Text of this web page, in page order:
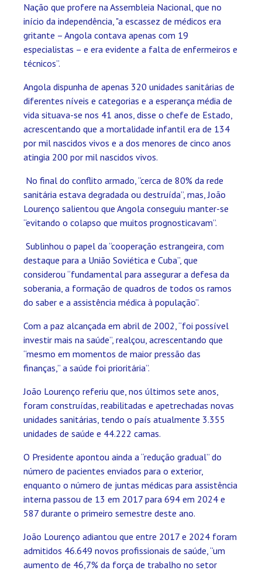
Nação que profere na Assembleia Nacional, que no
início da independência, "a escassez de médicos era
gritante – Angola contava apenas com 19
especialistas – e era evidente a falta de enfermeiros e
técnicos”.
Angola dispunha de apenas 320 unidades sanitárias de
diferentes níveis e categorias e a esperança média de
vida situava-se nos 41 anos, disse o chefe de Estado,
acrescentando que a mortalidade infantil era de 134
por mil nascidos vivos e a dos menores de cinco anos
atingia 200 por mil nascidos vivos.
No final do conflito armado, “cerca de 80% da rede
sanitária estava degradada ou destruída”, mas, João
Lourenço salientou que Angola conseguiu manter-se
“evitando o colapso que muitos prognosticavam”.
Sublinhou o papel da “cooperação estrangeira, com
destaque para a União Soviética e Cuba”, que
considerou “fundamental para assegurar a defesa da
soberania, a formação de quadros de todos os ramos
do saber e a assistência médica à população”.
Com a paz alcançada em abril de 2002, “foi possível
investir mais na saúde”, realçou, acrescentando que
“mesmo em momentos de maior pressão das
finanças,” a saúde foi prioritária”.
João Lourenço referiu que, nos últimos sete anos,
foram construídas, reabilitadas e apetrechadas novas
unidades sanitárias, tendo o país atualmente 3.355
unidades de saúde e 44.222 camas.
O Presidente apontou ainda a “redução gradual” do
número de pacientes enviados para o exterior,
enquanto o número de juntas médicas para assistência
interna passou de 13 em 2017 para 694 em 2024 e
587 durante o primeiro semestre deste ano.
João Lourenço adiantou que entre 2017 e 2024 foram
admitidos 46.649 novos profissionais de saúde, “um
aumento de 46,7% da força de trabalho no setor